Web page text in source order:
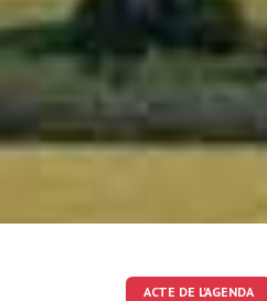
ACTE DE L'AGENDA